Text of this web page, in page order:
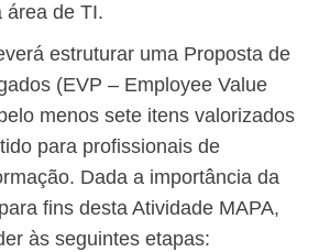
área de TI.
estruturar uma Proposta de
(EVP – Employee Value
menos sete itens valorizados
para profissionais de
Dada a importância da
fins desta Atividade MAPA,
às seguintes etapas: